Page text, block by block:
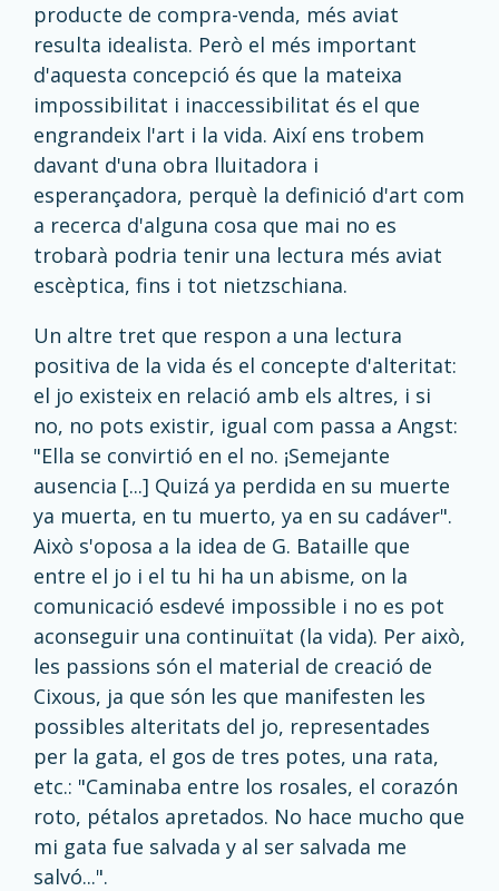
producte de compra-venda, més aviat
resulta idealista. Però el més important
d'aquesta concepció és que la mateixa
impossibilitat i inaccessibilitat és el que
engrandeix l'art i la vida. Així ens trobem
davant d'una obra lluitadora i
esperançadora, perquè la definició d'art com
a recerca d'alguna cosa que mai no es
trobarà podria tenir una lectura més aviat
escèptica, fins i tot nietzschiana.
Un altre tret que respon a una lectura
positiva de la vida és el concepte d'alteritat:
el jo existeix en relació amb els altres, i si
no, no pots existir, igual com passa a Angst:
"Ella se convirtió en el no. ¡Semejante
ausencia [...] Quizá ya perdida en su muerte
ya muerta, en tu muerto, ya en su cadáver".
Això s'oposa a la idea de G. Bataille que
entre el jo i el tu hi ha un abisme, on la
comunicació esdevé impossible i no es pot
aconseguir una continuïtat (la vida). Per això,
les passions són el material de creació de
Cixous, ja que són les que manifesten les
possibles alteritats del jo, representades
per la gata, el gos de tres potes, una rata,
etc.: "Caminaba entre los rosales, el corazón
roto, pétalos apretados. No hace mucho que
mi gata fue salvada y al ser salvada me
salvó...".